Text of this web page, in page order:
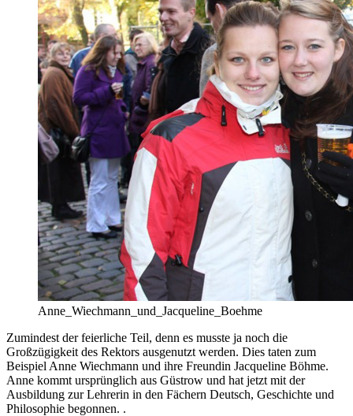
Anne_Wiechmann_und_Jacqueline_Boehme
Zumindest der feierliche Teil, denn es musste ja noch die
Großzügigkeit des Rektors ausgenutzt werden. Dies taten zum
Beispiel Anne Wiechmann und ihre Freundin Jacqueline Böhme.
Anne kommt ursprünglich aus Güstrow und hat jetzt mit der
Ausbildung zur Lehrerin in den Fächern Deutsch, Geschichte und
Philosophie begonnen. .